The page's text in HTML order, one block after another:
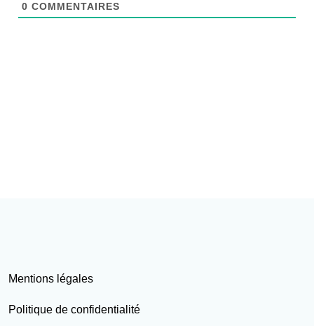
0 COMMENTAIRES
Mentions légales
Politique de confidentialité